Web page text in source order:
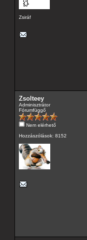
Zsiráf
Zsolteey
Adminisztrátor
Fórumfüggő
Nem elérhető
Hozzászólások: 8152